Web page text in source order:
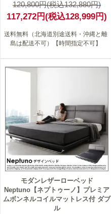
120,800円(税込132,880円)
117,272円(税込128,999円)
送料無料（北海道別途送料・沖縄と離
島は配送不可）【時間指定不可】
モダンレザーローベッド
Neptuno【ネプトゥーノ】プレミア
ムボンネルコイルマットレス付 ダブ
ル